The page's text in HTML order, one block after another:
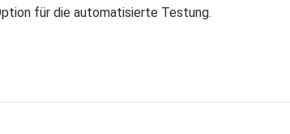
für die automatisierte Testung.